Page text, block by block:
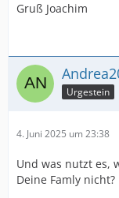
Gruß Joachim
Urgestein
4. Juni 2025 um 23:38
Und was nutzt es,
Deine Famly nicht?